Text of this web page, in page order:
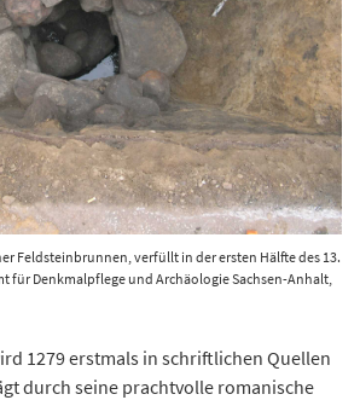
Feldsteinbrunnen, verfüllt in der ersten Hälfte des 13.
für Denkmalpflege und Archäologie Sachsen-Anhalt,
1279 erstmals in schriftlichen Quellen
durch seine prachtvolle romanische